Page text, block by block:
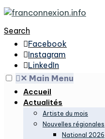
Search
Facebook
Instagram
LinkedIn
✕ Main Menu
Accueil
Actualités
Artiste du mois
Nouvelles régionales
National 2026